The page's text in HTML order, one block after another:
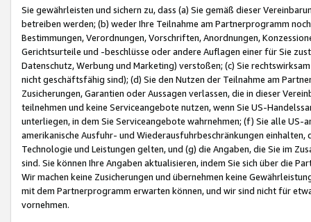
Sie gewährleisten und sichern zu, dass (a) Sie gemäß dieser
betreiben werden; (b) weder Ihre Teilnahme am Partnerprogramm
Bestimmungen, Verordnungen, Vorschriften, Anordnungen,
Gerichtsurteile und -beschlüsse oder andere Auflagen einer für Sie
Datenschutz, Werbung und Marketing) verstoßen; (c) Sie
nicht geschäftsfähig sind); (d) Sie den Nutzen der Teilnahme am
Zusicherungen, Garantien oder Aussagen verlassen, die in dieser
teilnehmen und keine Serviceangebote nutzen, wenn Sie US-
unterliegen, in dem Sie Serviceangebote wahrnehmen; (f) Sie alle
amerikanische Ausfuhr- und Wiederausfuhrbeschränkungen
Technologie und Leistungen gelten, und (g) die Angaben, die Sie im
sind. Sie können Ihre Angaben aktualisieren, indem Sie sich über die
Wir machen keine Zusicherungen und übernehmen keine
mit dem Partnerprogramm erwarten können, und wir sind nicht für
vornehmen.